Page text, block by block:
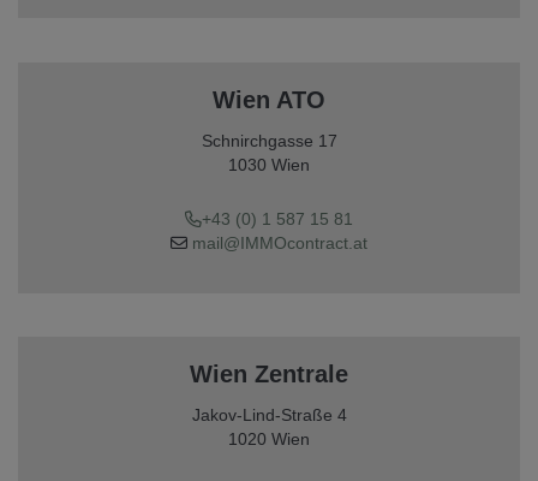
Wien ATO
Schnirchgasse 17
1030 Wien
+43 (0) 1 587 15 81
mail@IMMOcontract.at
Wien Zentrale
Jakov-Lind-Straße 4
1020 Wien